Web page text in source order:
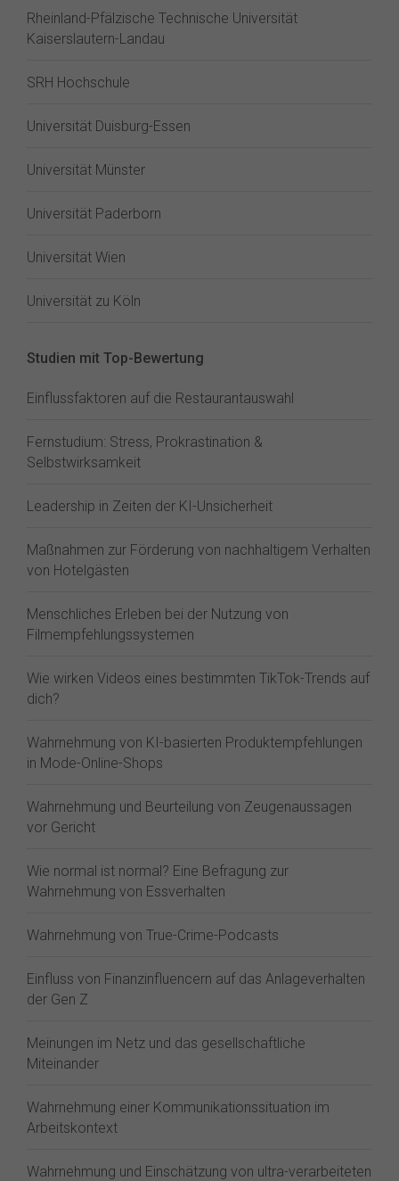
Rheinland-Pfälzische Technische Universität
Kaiserslautern-Landau
SRH Hochschule
Universität Duisburg-Essen
Universität Münster
Universität Paderborn
Universität Wien
Universität zu Köln
Studien mit Top-Bewertung
Einflussfaktoren auf die Restaurantauswahl
Fernstudium: Stress, Prokrastination &
Selbstwirksamkeit
Leadership in Zeiten der KI-Unsicherheit
Maßnahmen zur Förderung von nachhaltigem Verhalten
von Hotelgästen
Menschliches Erleben bei der Nutzung von
Filmempfehlungssystemen
Wie wirken Videos eines bestimmten TikTok-Trends auf
dich?
Wahrnehmung von KI-basierten Produktempfehlungen
in Mode-Online-Shops
Wahrnehmung und Beurteilung von Zeugenaussagen
vor Gericht
Wie normal ist normal? Eine Befragung zur
Wahrnehmung von Essverhalten
Wahrnehmung von True-Crime-Podcasts
Einfluss von Finanzinfluencern auf das Anlageverhalten
der Gen Z⁠
Meinungen im Netz und das gesellschaftliche
Miteinander
Wahrnehmung einer Kommunikationssituation im
Arbeitskontext
Wahrnehmung und Einschätzung von ultra-verarbeiteten